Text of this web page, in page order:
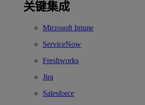
关键集成
Microsoft Intune
ServiceNow
Freshworks
Jira
Salesforce